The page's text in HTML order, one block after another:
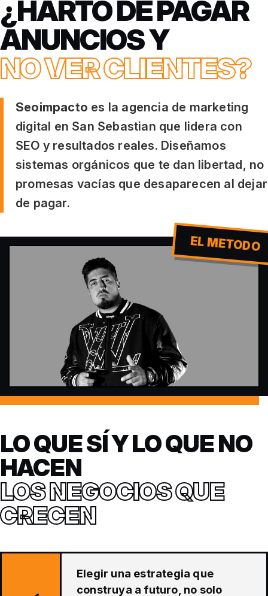
¿HARTO DE PAGAR
ANUNCIOS Y
NO VER CLIENTES?
Seoimpacto es la agencia de marketing
digital en San Sebastian que lidera con
SEO y resultados reales. Diseñamos
sistemas orgánicos que te dan libertad, no
promesas vacías que desaparecen al dejar
de pagar.
EL METODO
LO QUE SÍ Y LO QUE NO
HACEN
LOS NEGOCIOS QUE
CRECEN
Elegir una estrategia que
construya a futuro, no solo